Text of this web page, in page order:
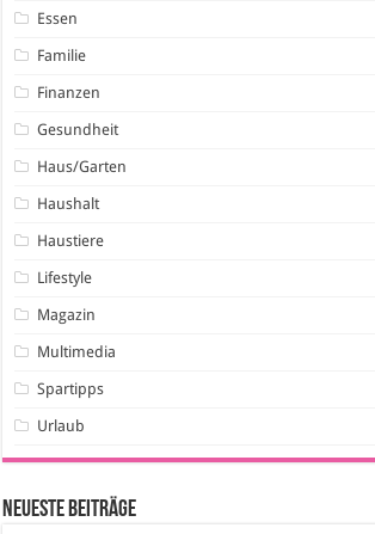
Essen
Familie
Finanzen
Gesundheit
Haus/Garten
Haushalt
Haustiere
Lifestyle
Magazin
Multimedia
Spartipps
Urlaub
Neueste Beiträge